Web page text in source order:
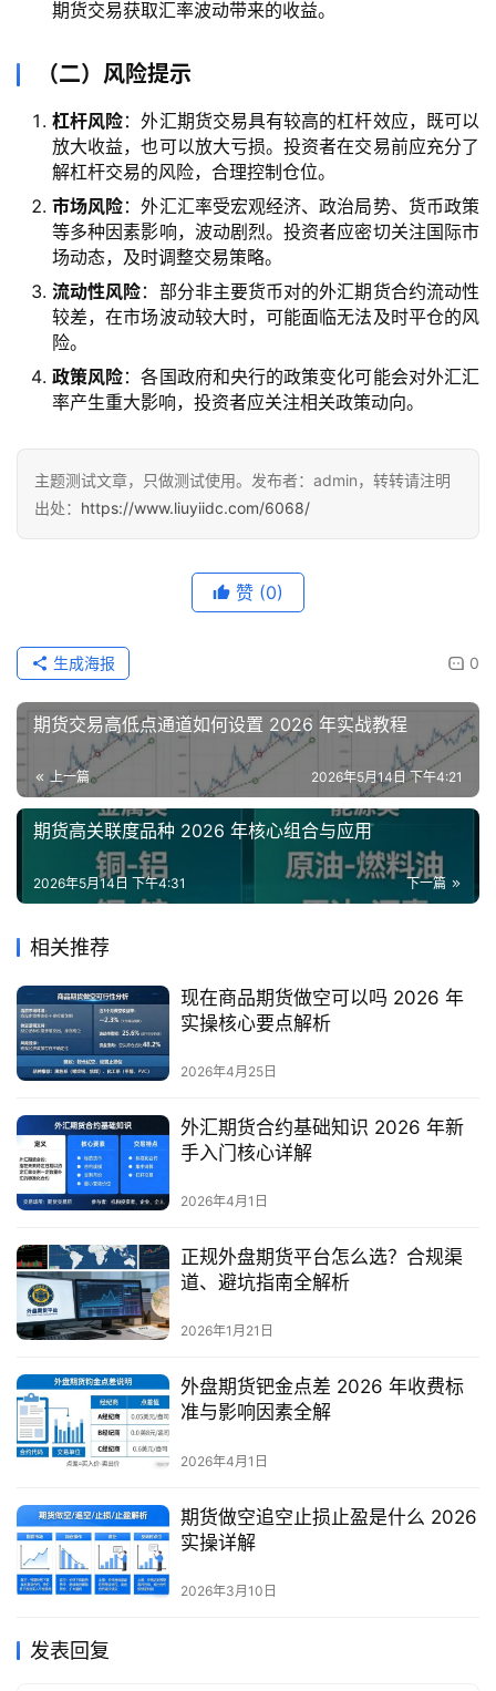
期货交易获取汇率波动带来的收益。
（二）风险提示
杠杆风险：外汇期货交易具有较高的杠杆效应，既可以
放大收益，也可以放大亏损。投资者在交易前应充分了
解杠杆交易的风险，合理控制仓位。
市场风险：外汇汇率受宏观经济、政治局势、货币政策
等多种因素影响，波动剧烈。投资者应密切关注国际市
场动态，及时调整交易策略。
流动性风险：部分非主要货币对的外汇期货合约流动性
较差，在市场波动较大时，可能面临无法及时平仓的风
险。
政策风险：各国政府和央行的政策变化可能会对外汇汇
率产生重大影响，投资者应关注相关政策动向。
主题测试文章，只做测试使用。发布者：admin，转转请注明
出处： https://www.liuyiidc.com/6068/
赞 (0)
0
生成海报
期货交易高低点通道如何设置 2026 年实战教程
上一篇 2026年5月14日 下午4:21
期货高关联度品种 2026 年核心组合与应用
下一篇
2026年5月14日 下午4:31
相关推荐
现在商品期货做空可以吗 2026 年
实操核心要点解析
2026年4月25日
外汇期货合约基础知识 2026 年新
手入门核心详解
2026年4月1日
正规外盘期货平台怎么选？合规渠
道、避坑指南全解析
2026年1月21日
外盘期货钯金点差 2026 年收费标
准与影响因素全解
2026年4月1日
期货做空追空止损止盈是什么 2026
实操详解
2026年3月10日
发表回复